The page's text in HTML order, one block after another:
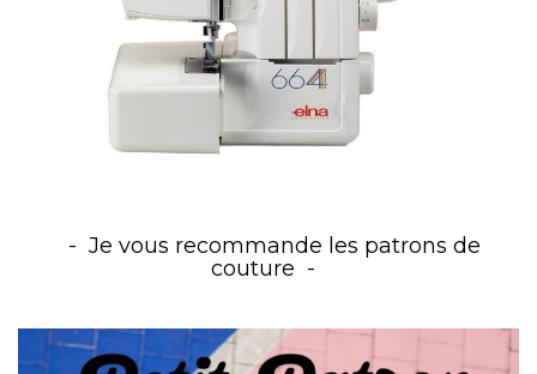
Je vous recommande les patrons de
couture